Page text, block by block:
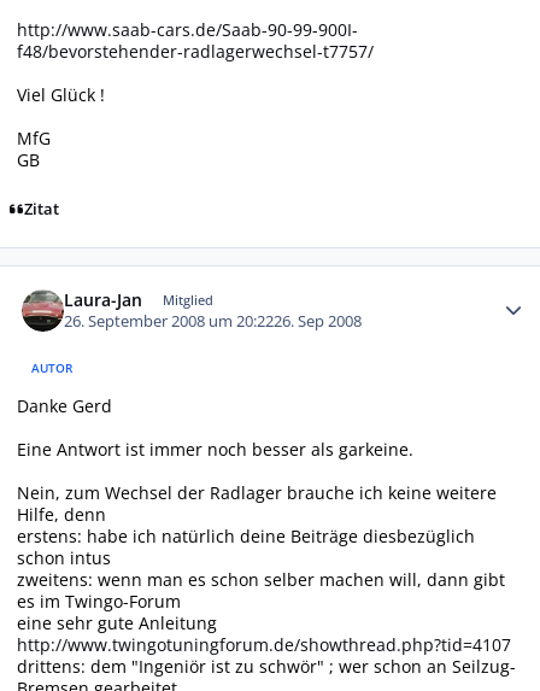
http://www.saab-cars.de/Saab-90-99-900I-
f48/bevorstehender-radlagerwechsel-t7757/
Viel Glück !
MfG
GB
Zitat
Laura-Jan Mitglied
26. September 2008 um 20:2226. Sep 2008
AUTOR
Danke Gerd
Eine Antwort ist immer noch besser als garkeine.
Nein, zum Wechsel der Radlager brauche ich keine weitere
Hilfe, denn
erstens: habe ich natürlich deine Beiträge diesbezüglich
schon intus
zweitens: wenn man es schon selber machen will, dann gibt
es im Twingo-Forum
eine sehr gute Anleitung
http://www.twingotuningforum.de/showthread.php?tid=4107
drittens: dem "Ingeniör ist zu schwör" ; wer schon an Seilzug-